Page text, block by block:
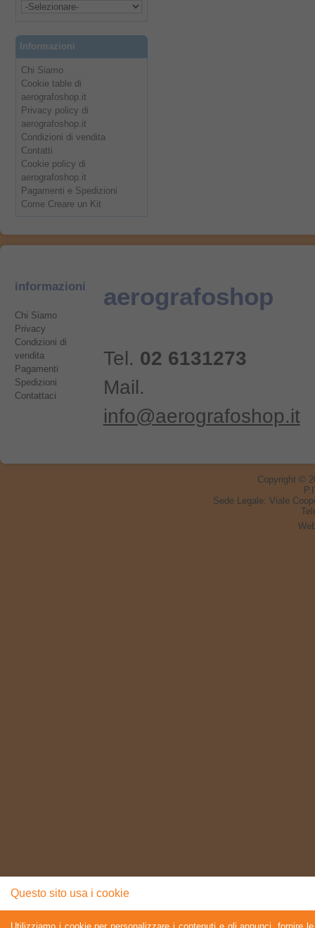
Informazioni
Chi Siamo
Cookie table di
aerografoshop.it
Privacy policy di
aerografoshop.it
Condizioni di vendita
Contatti
Cookie policy di
aerografoshop.it
Pagamenti e Spedizioni
Come Creare un Kit
informazioni
Chi Siamo
Privacy
Condizioni di
vendita
Pagamenti
Spedizioni
Contattaci
aerografoshop
Tel. 02 6131273
Mail.
info@aerografoshop.it
Copyright ©
Sede Legale: Viale
Questo sito usa i cookie